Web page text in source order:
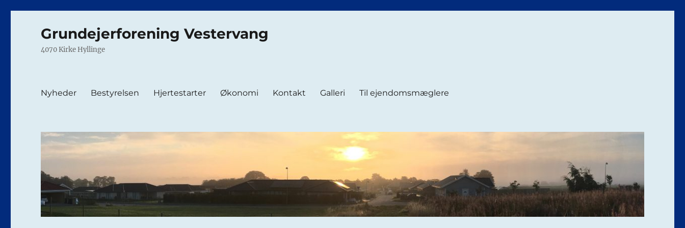
Grundejerforening Vestervang
4070 Kirke Hyllinge
Nyheder Bestyrelsen Hjertestarter Økonomi Kontakt Galleri Til ejendomsmæglere